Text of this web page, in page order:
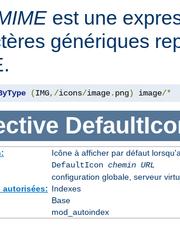
est une
génériques
(IMG,/icons/image. png) image/*
Icône à afficher par défaut
DefaultIcon chemin URL
configuration globale, serveur
autorisées: Indexes
Base
mod_autoindex